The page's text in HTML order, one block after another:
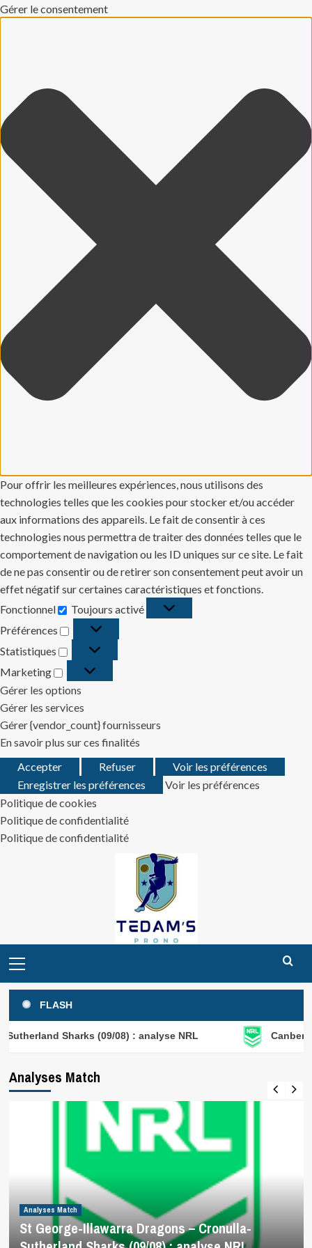
Gérer le consentement
Pour offrir les meilleures expériences, nous utilisons des
technologies telles que les cookies pour stocker et/ou accéder
aux informations des appareils. Le fait de consentir à ces
technologies nous permettra de traiter des données telles que le
comportement de navigation ou les ID uniques sur ce site. Le fait
de ne pas consentir ou de retirer son consentement peut avoir un
effet négatif sur certaines caractéristiques et fonctions.
Fonctionnel
Fonctionnel
Toujours activé
Préférences
Préférences
Statistiques
Statistiques
Marketing
Marketing
Gérer les options
Gérer les services
Gérer {vendor_count} fournisseurs
En savoir plus sur ces finalités
Accepter
Refuser
Voir les préférences
Enregistrer les préférences
Voir les préférences
Politique de cookies
Politique de confidentialité
Politique de confidentialité
Menu
FLASH
(09/08) : analyse NRL Canberra Raiders –
Analyses Match
Analyses Match
St George-Illawarra Dragons – Cronulla-